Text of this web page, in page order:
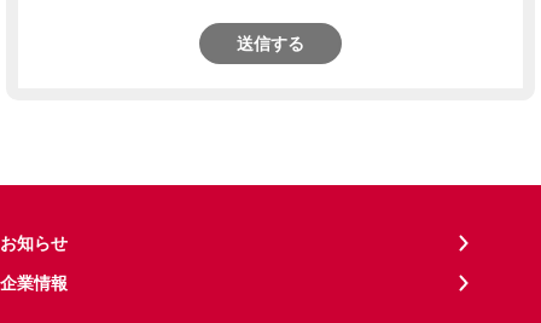
送信する
お知らせ
企業情報